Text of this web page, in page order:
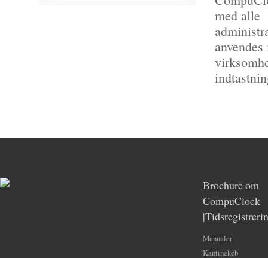
med alle
Brochure om
CompuClock
Manualer
Kantinekøb